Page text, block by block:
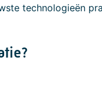
technologieën